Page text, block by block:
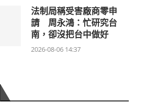
法制局稱受害廠商零申
請 周永鴻：忙研究台
南，卻沒把台中做好
2026-08-06 14:37